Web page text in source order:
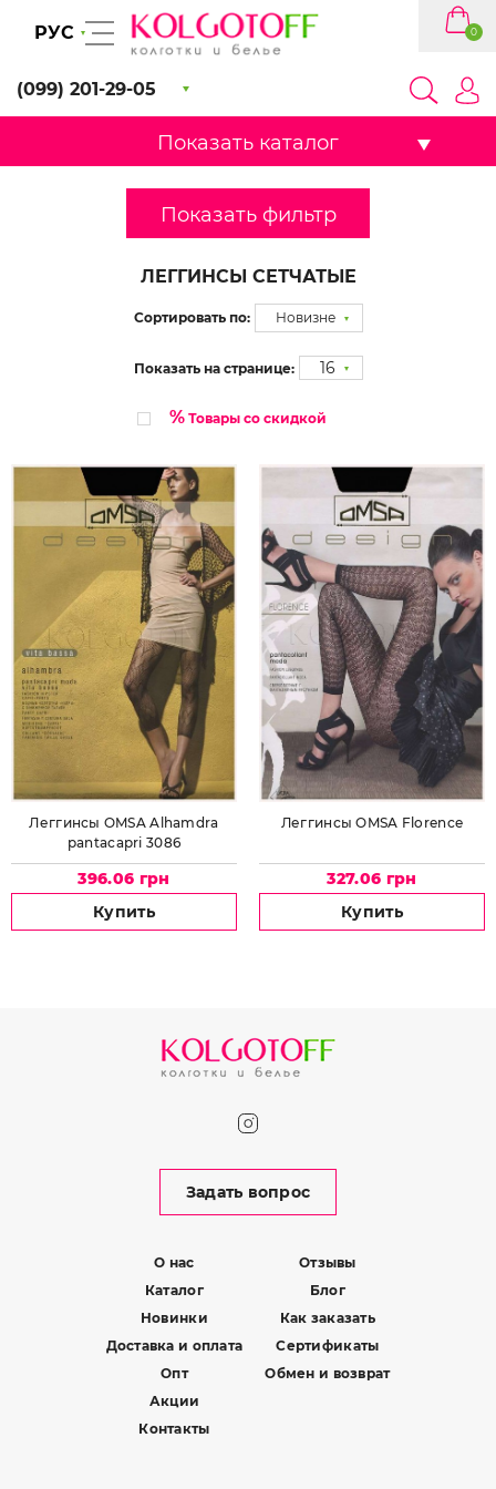
РУС
(099) 201-29-05
0
Показать каталог
Показать фильтр
ЛЕГГИНСЫ СЕТЧАТЫЕ
Сортировать по: Новизне
Показать на странице: 16
% Товары со скидкой
Леггинсы OMSA Alhamdra
pantacapri 3086
396.06 грн
Купить
Леггинсы OMSA Florence
327.06 грн
Купить
Задать вопрос
О нас
Каталог
Новинки
Доставка и оплата
Опт
Акции
Контакты
Отзывы
Блог
Как заказать
Сертификаты
Обмен и возврат